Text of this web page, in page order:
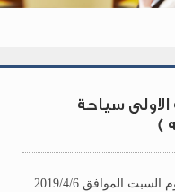
سياحة
)
تبدأ اختبارات الشفوي لغات اعتباراً من يوم السبت الموافق 2019/4/6